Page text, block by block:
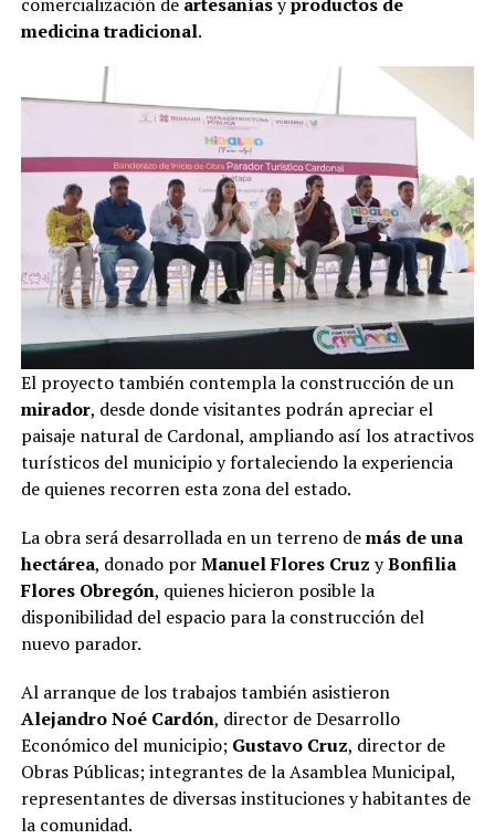
medicina tradicional.
El proyecto también contempla la construcción de un
mirador, desde donde visitantes podrán apreciar el
paisaje natural de Cardonal, ampliando así los atractivos
turísticos del municipio y fortaleciendo la experiencia
de quienes recorren esta zona del estado.
La obra será desarrollada en un terreno demás de una
hectárea, donado porManuel Flores Cruz yBonfilia
Flores Obregón, quienes hicieron posible la
disponibilidad del espacio para la construcción del
nuevo parador.
Al arranque de los trabajos también asistieron
Alejandro Noé Cardón, director de Desarrollo
Económico del municipio; Gustavo Cruz, director de
Obras Públicas; integrantes de la Asamblea Municipal,
representantes de diversas instituciones y habitantes de
la comunidad.